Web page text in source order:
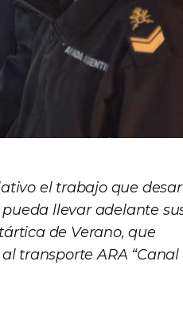
el trabajo que
llevar adelante
de Verano, que
transporte ARA “Canal